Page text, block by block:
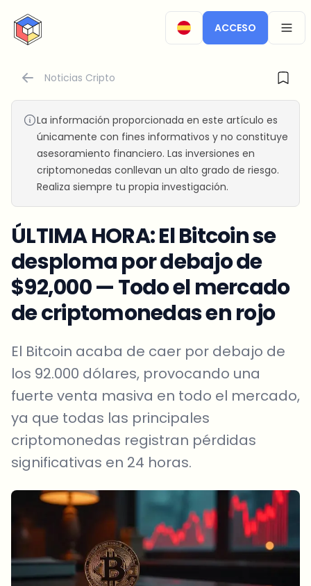
CryptoTicker
ACCESO
Noticias Cripto
La información proporcionada en este artículo es
únicamente con fines informativos y no constituye
asesoramiento financiero. Las inversiones en
criptomonedas conllevan un alto grado de riesgo.
Realiza siempre tu propia investigación.
ÚLTIMA HORA: El Bitcoin se
desploma por debajo de
$92,000 — Todo el mercado
de criptomonedas en rojo
El Bitcoin acaba de caer por debajo de
los 92.000 dólares, provocando una
fuerte venta masiva en todo el mercado,
ya que todas las principales
criptomonedas registran pérdidas
significativas en 24 horas.